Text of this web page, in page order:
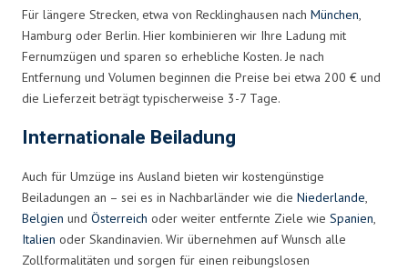
Für längere Strecken, etwa von Recklinghausen nach München,
Hamburg oder Berlin. Hier kombinieren wir Ihre Ladung mit
Fernumzügen und sparen so erhebliche Kosten. Je nach
Entfernung und Volumen beginnen die Preise bei etwa 200 € und
die Lieferzeit beträgt typischerweise 3-7 Tage.
Internationale Beiladung
Auch für Umzüge ins Ausland bieten wir kostengünstige
Beiladungen an – sei es in Nachbarländer wie die Niederlande,
Belgien und Österreich oder weiter entfernte Ziele wie Spanien,
Italien oder Skandinavien. Wir übernehmen auf Wunsch alle
Zollformalitäten und sorgen für einen reibungslosen